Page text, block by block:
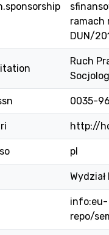
ramach
DUN/
Ruch
0035-
http://
pl
info:eu-
repo/